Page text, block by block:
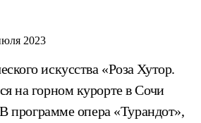
2023
искусства «Роза Хутор.
на горном курорте в Сочи
программе опера «Турандот»,